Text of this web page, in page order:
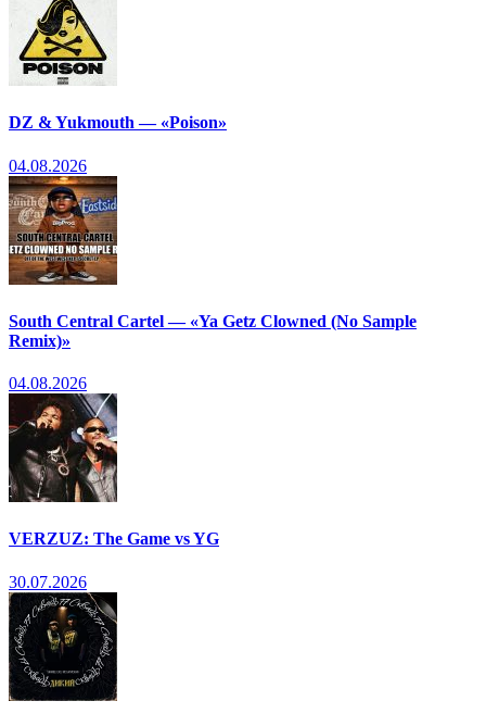
DZ & Yukmouth — «Poison»
04.08.2026
South Central Cartel — «Ya Getz Clowned (No Sample
Remix)»
04.08.2026
VERZUZ: The Game vs YG
30.07.2026